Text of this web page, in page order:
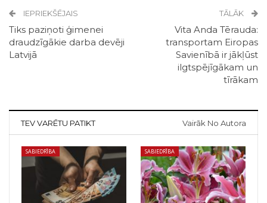
IEPRIEKŠĒJAIS
Tiks paziņoti ģimenei
draudzīgākie darba devēji
Latvijā
TĀLĀK
Vita Anda Tērauda:
transportam Eiropas
Savienībā ir jākļūst
ilgtspējīgākam un
tīrākam
TEV VARĒTU PATIKT Vairāk No Autora
SABIEDRĪBA SABIEDRĪBA